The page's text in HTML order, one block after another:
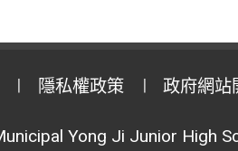
隱私權政策 政府網站
Yong Ji Junior High